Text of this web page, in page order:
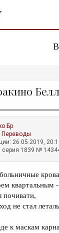
Бр
Переводы
26.05.2019,
серия 1839 №
квартальным -
почивати,
не стал
к маскам